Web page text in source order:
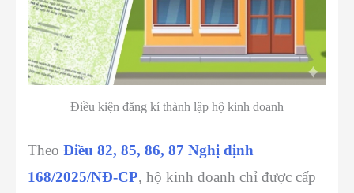
Điều kiện đăng kí thành lập hộ kinh doanh
Theo Điều 82, 85, 86, 87 Nghị định
168/2025/NĐ-CP, hộ kinh doanh chỉ được cấp